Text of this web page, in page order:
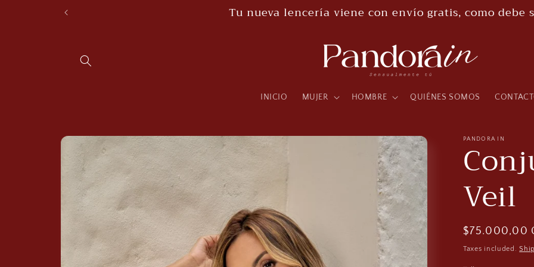
Tu nueva lencería viene con envío gratis, como debe
INICIO MUJER HOMBRE QUIÉNES SOMOS
Skip to
product
information
PANDORA IN
Veil
Regular
price
$75.000,00
Taxes included.